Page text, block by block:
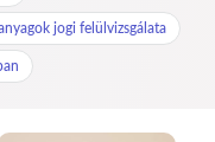
jogi felülvizsgálata